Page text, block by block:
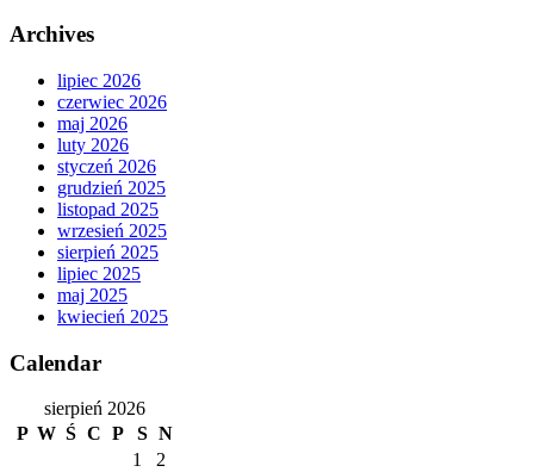
Archives
lipiec 2026
czerwiec 2026
maj 2026
luty 2026
styczeń 2026
grudzień 2025
listopad 2025
wrzesień 2025
sierpień 2025
lipiec 2025
maj 2025
kwiecień 2025
Calendar
sierpień 2026
P W Ś C P S N
1
2